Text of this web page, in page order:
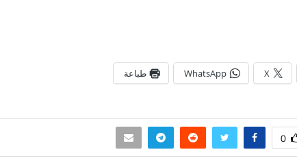
X
WhatsApp طباعة
0